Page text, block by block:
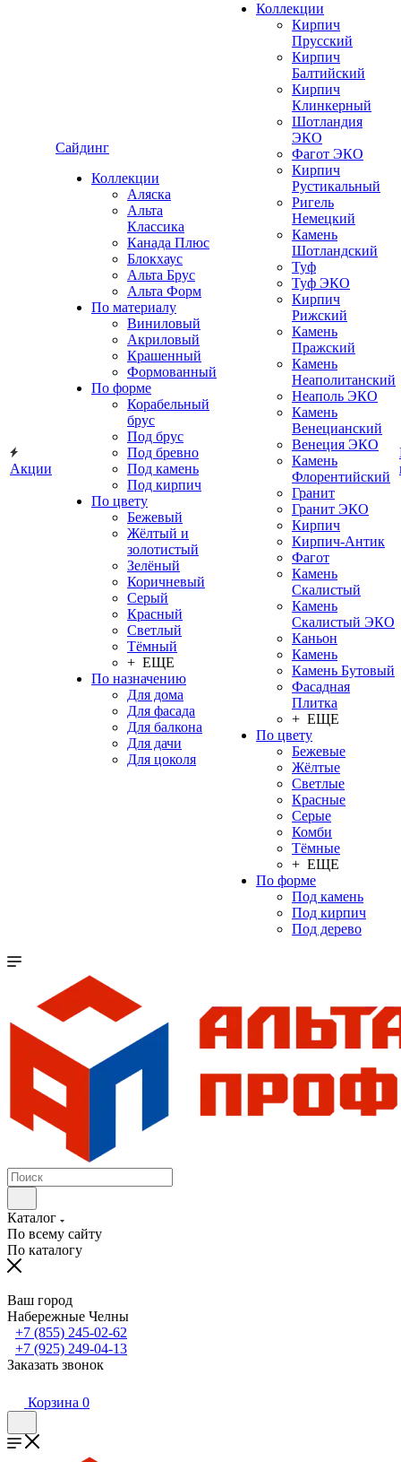
Акции
Сайдинг
Коллекции
Аляска
Альта
Классика
Канада Плюс
Блокхаус
Альта Брус
Альта Форм
По материалу
Виниловый
Акриловый
Крашенный
Формованный
По форме
Корабельный
брус
Под брус
Под бревно
Под камень
Под кирпич
По цвету
Бежевый
Жёлтый и
золотистый
Зелёный
Коричневый
Серый
Красный
Светлый
Тёмный
+ ЕЩЕ
По назначению
Для дома
Для фасада
Для балкона
Для дачи
Для цоколя
Коллекции
Кирпич
Прусский
Кирпич
Балтийский
Кирпич
Клинкерный
Шотландия
ЭКО
Фагот ЭКО
Кирпич
Рустикальный
Ригель
Немецкий
Камень
Шотландский
Туф
Туф ЭКО
Кирпич
Рижский
Камень
Пражский
Камень
Неаполитанский
Неаполь ЭКО
Камень
Венецианский
Венеция ЭКО
Камень
Флорентийский
Гранит
Гранит ЭКО
Кирпич
Кирпич-Антик
Фагот
Камень
Скалистый
Камень
Скалистый ЭКО
Каньон
Камень
Камень Бутовый
Фасадная
Плитка
+ ЕЩЕ
По цвету
Бежевые
Жёлтые
Светлые
Красные
Серые
Комби
Тёмные
+ ЕЩЕ
По форме
Под камень
Под кирпич
Под дерево
Каталог
По всему сайту
По каталогу
Ваш город
Набережные Челны
+7 (855) 245-02-62
+7 (925) 249-04-13
Заказать звонок
Корзина 0